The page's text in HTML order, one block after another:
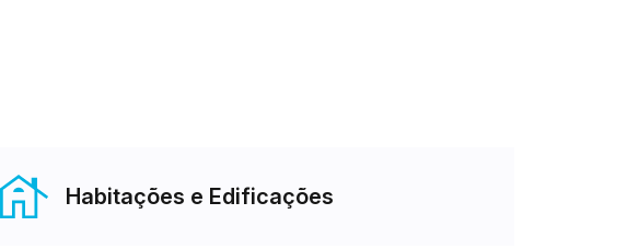
Habitações e Edificações